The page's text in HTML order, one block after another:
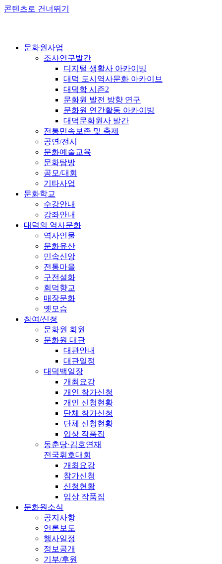
콘텐츠로 건너뛰기
문화원사업
조사연구발간
디지털 생활사 아카이빙
대덕 도시역사문화 아카이브
대덕학 시즌2
문화원 발전 방향 연구
문화원 연간활동 아카이빙
대덕문화원사 발간
전통민속보존 및 축제
공연/전시
문화예술교육
문화탐방
공모/대회
기타사업
문화학교
수강안내
강좌안내
대덕의 역사문화
역사인물
문화유산
민속신앙
전통마을
구전설화
회덕향교
매장문화
옛모습
참여/신청
문화원 회원
문화원 대관
대관안내
대관일정
대덕백일장
개최요강
개인 참가신청
개인 신청현황
단체 참가신청
단체 신청현황
입상 작품집
동춘당·김호연재
전국휘호대회
개최요강
참가신청
신청현황
입상 작품집
문화원소식
공지사항
언론보도
행사일정
정보공개
기부/후원